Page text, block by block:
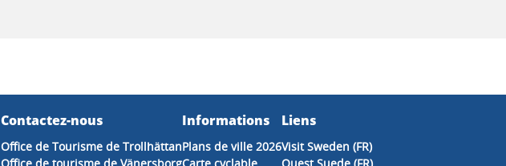
Contactez-nous
Office de Tourisme de Trollhättan
Informations
Plans de ville 2026
Liens
Visit Sweden (FR)